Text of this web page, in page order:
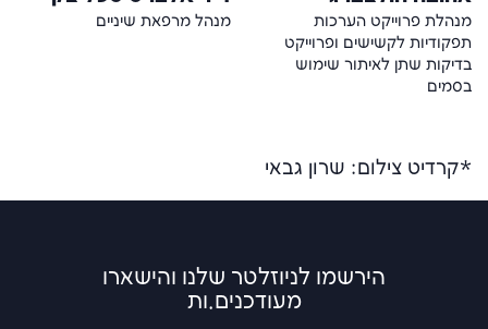
מנהלת פרוייקט הערכות
תפקודיות לקשישים ופרוייקט
בדיקות שתן לאיתור שימוש
בסמים
מנהל מרפאת שיניים
*קרדיט צילום: שרון גבאי
הירשמו לניוזלטר שלנו והישארו
מעודכנים.ות